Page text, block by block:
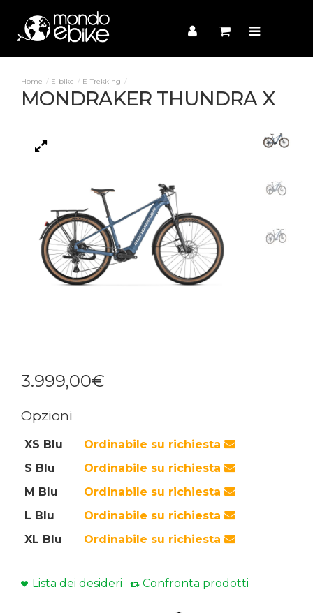
E-bike E-Trekking
MONDRAKER THUNDRA X
3.999,00€
Opzioni
XS Blu
Ordinabile su richiesta
S Blu
Ordinabile su richiesta
M Blu
Ordinabile su richiesta
L Blu
Ordinabile su richiesta
XL Blu
Ordinabile su richiesta
Lista dei desideri Confronta prodotti